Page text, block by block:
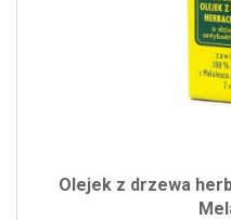
Olejek z drzewa